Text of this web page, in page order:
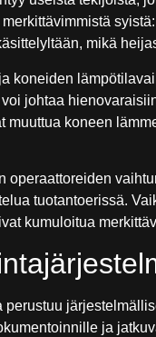
mikä
koneiden
johtaa
muuttua koneen
operaattoreiden
tuotantoerissä.
kumuloitua
perustuu
ja